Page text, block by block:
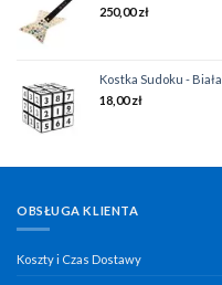
250,00zł
Kostka Sudoku - Biała
18,00zł
OBSŁUGA KLIENTA
Koszty i Czas Dostawy